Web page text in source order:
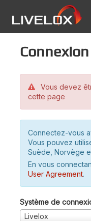
Connexion
Vous devez
cette page
Connectez-vous
Vous pouvez
Suède, Norvège
En vous
User Agreement.
Système de
Livelox